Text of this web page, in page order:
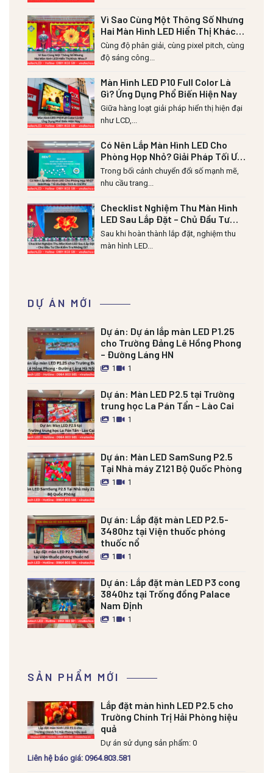
Vì Sao Cùng Một Thông Số Nhưng
Hai Màn Hình LED Hiển Thị Khác
Nhau?
Cùng độ phân giải, cùng pixel pitch, cùng
độ sáng công...
Màn Hình LED P10 Full Color Là
Gì? Ứng Dụng Phổ Biến Hiện Nay
Giữa hàng loạt giải pháp hiển thị hiện đại
như LCD,...
Có Nên Lắp Màn Hình LED Cho
Phòng Họp Nhỏ? Giải Pháp Tối Ưu
Diện Tích & Chi Phí
Trong bối cảnh chuyển đổi số mạnh mẽ,
nhu cầu trang...
Checklist Nghiệm Thu Màn Hình
LED Sau Lắp Đặt – Chủ Đầu Tư
Cần Kiểm Tra Những Gì?
Sau khi hoàn thành lắp đặt, nghiệm thu
màn hình LED...
DỰ ÁN MỚI
Dự án: Dự án lắp màn LED P1.25
cho Trường Đảng Lê Hồng Phong
– Đường Láng HN
1 1
Dự án: Màn LED P2.5 tại Trường
trung học La Pán Tẩn – Lào Cai
1 1
Dự án: Màn LED SamSung P2.5
Tại Nhà máy Z121 Bộ Quốc Phòng
1 1
Dự án: Lắp đặt màn LED P2.5-
3480hz tại Viện thuốc phóng
thuốc nổ
1 1
Dự án: Lắp đặt màn LED P3 cong
3840hz tại Trống đồng Palace
Nam Định
1 1
SẢN PHẨM MỚI
Lắp đặt màn hình LED P2.5 cho
Trường Chính Trị Hải Phòng hiệu
quả
Dự án sử dụng sản phẩm: 0
Liên hệ báo giá: 0964.803.581